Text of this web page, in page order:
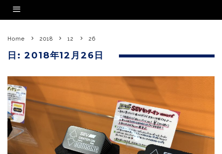
Home 2018 12 26
日:2018年12月26日